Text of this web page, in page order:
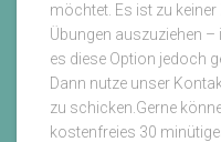
möchtet. Es ist zu
Übungen auszuziehen
es diese Option jedoch
Dann nutze unser
zu schicken.Gerne
kostenfreies 30